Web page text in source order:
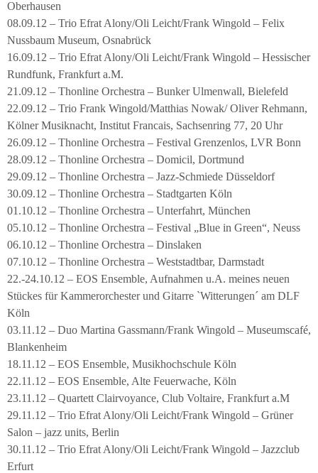
Oberhausen
08.09.12 – Trio Efrat Alony/Oli Leicht/Frank Wingold – Felix
Nussbaum Museum, Osnabrück
16.09.12 – Trio Efrat Alony/Oli Leicht/Frank Wingold – Hessischer
Rundfunk, Frankfurt a.M.
21.09.12 – Thonline Orchestra – Bunker Ulmenwall, Bielefeld
22.09.12 – Trio Frank Wingold/Matthias Nowak/ Oliver Rehmann,
Kölner Musiknacht, Institut Francais, Sachsenring 77, 20 Uhr
26.09.12 – Thonline Orchestra – Festival Grenzenlos, LVR Bonn
28.09.12 – Thonline Orchestra – Domicil, Dortmund
29.09.12 – Thonline Orchestra – Jazz-Schmiede Düsseldorf
30.09.12 – Thonline Orchestra – Stadtgarten Köln
01.10.12 – Thonline Orchestra – Unterfahrt, München
05.10.12 – Thonline Orchestra – Festival „Blue in Green“, Neuss
06.10.12 – Thonline Orchestra – Dinslaken
07.10.12 – Thonline Orchestra – Weststadtbar, Darmstadt
22.-24.10.12 – EOS Ensemble, Aufnahmen u.A. meines neuen
Stückes für Kammerorchester und Gitarre `Witterungen´ am DLF
Köln
03.11.12 – Duo Martina Gassmann/Frank Wingold – Museumscafé,
Blankenheim
18.11.12 – EOS Ensemble, Musikhochschule Köln
22.11.12 – EOS Ensemble, Alte Feuerwache, Köln
23.11.12 – Quartett Clairvoyance, Club Voltaire, Frankfurt a.M
29.11.12 – Trio Efrat Alony/Oli Leicht/Frank Wingold – Grüner
Salon – jazz units, Berlin
30.11.12 – Trio Efrat Alony/Oli Leicht/Frank Wingold – Jazzclub
Erfurt